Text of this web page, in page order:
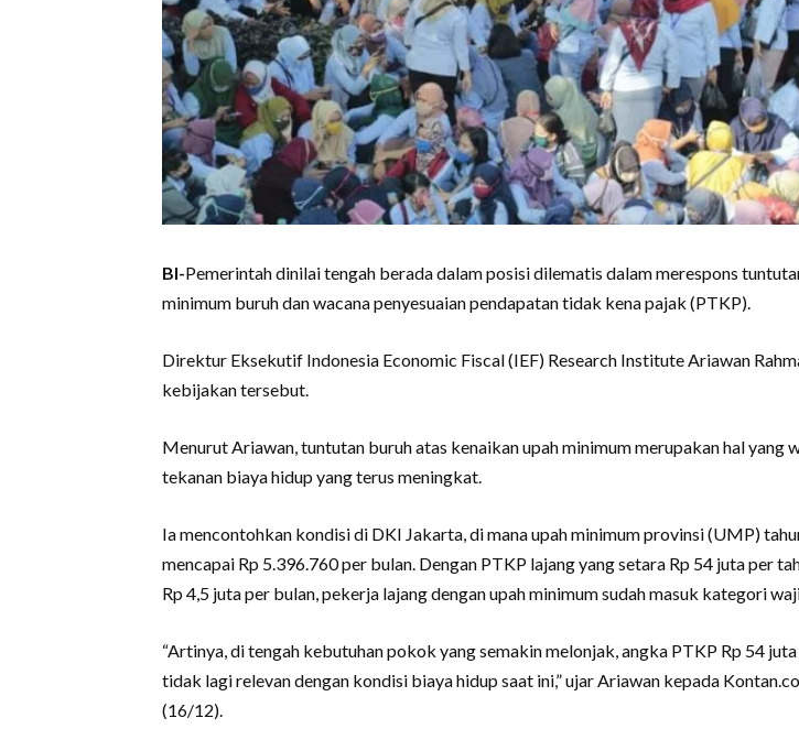
BI-Pemerintah dinilai tengah berada dalam posisi dilematis dalam merespons
minimum buruh dan wacana penyesuaian pendapatan tidak kena pajak (PTKP).
Direktur Eksekutif Indonesia Economic Fiscal (IEF) Research Institute Ariawan
kebijakan tersebut.
Menurut Ariawan, tuntutan buruh atas kenaikan upah minimum merupakan hal yang
tekanan biaya hidup yang terus meningkat.
Ia mencontohkan kondisi di DKI Jakarta, di mana upah minimum provinsi (UMP)
mencapai Rp 5.396.760 per bulan. Dengan PTKP lajang yang setara Rp 54 juta per
Rp 4,5 juta per bulan, pekerja lajang dengan upah minimum sudah masuk kategori
“Artinya, di tengah kebutuhan pokok yang semakin melonjak, angka PTKP Rp 54
tidak lagi relevan dengan kondisi biaya hidup saat ini,” ujar Ariawan kepada
(16/12).